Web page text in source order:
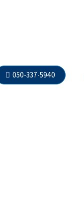
050-337-5940